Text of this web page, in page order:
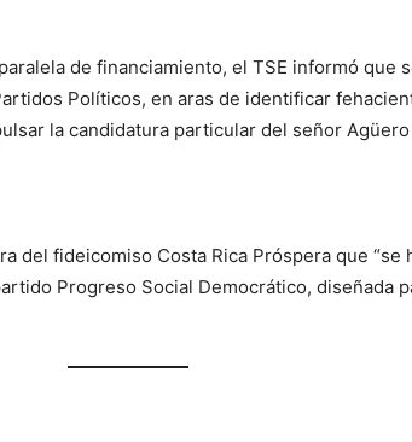
de financiamiento, el TSE informó que
Políticos, en aras de identificar
la candidatura particular del señor Agüero
del fideicomiso Costa Rica Próspera que
Progreso Social Democrático, diseñada